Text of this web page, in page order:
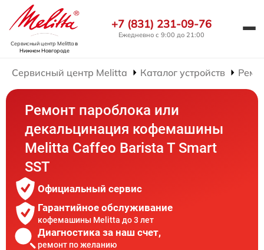
Сервисный центр Melittaв
Нижнем Новгороде
+7 (831) 231-09-76
Ежедневно с 9:00 до 21:00
Сервисный центр Melitta Каталог устройств
Ремонт пароблока или
декальцинация кофемашины
Melitta Caffeo Barista T Smart
SST
Официальный сервис
Гарантийное обслуживание
кофемашины Melitta до 3 лет
Диагностика за наш счет,
ремонт по желанию